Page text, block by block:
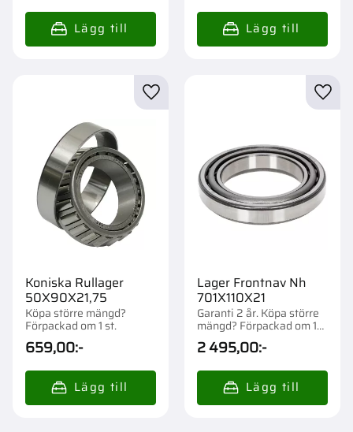
Koniska Rullager
50X90X21,75
Köpa större mängd?
Förpackad om 1 st.
659,00:-
Lägg till i favoriter
Lager Frontnav Nh
701X110X21
Garanti 2 år. Köpa större
mängd? Förpackad om 1
st.
2 495,00:-